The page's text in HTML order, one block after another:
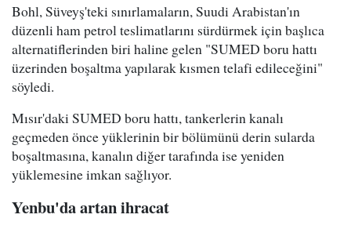
Bohl, Süveyş'teki sınırlamaların, Suudi Arabistan'ın
düzenli ham petrol teslimatlarını sürdürmek için başlıca
alternatiflerinden biri haline gelen "SUMED boru hattı
üzerinden boşaltma yapılarak kısmen telafi edileceğini"
söyledi.
Mısır'daki SUMED boru hattı, tankerlerin kanalı
geçmeden önce yüklerinin bir bölümünü derin sularda
boşaltmasına, kanalın diğer tarafında ise yeniden
yüklemesine imkan sağlıyor.
Yenbu'da artan ihracat